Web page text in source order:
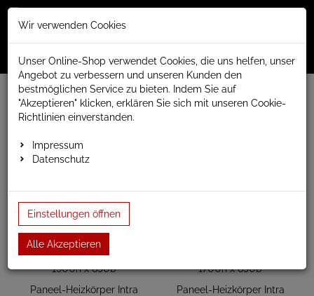
Menü
www.anapont.eu
Badheizkörper
Paneel- und Röhrenheizkörper
Intra ohne Spiegel
Paneel-Heizkörper Intra
Paneel-Heizkörper Intra
Wir verwenden Cookies
Unser Online-Shop verwendet Cookies, die uns helfen, unser
Angebot zu verbessern und unseren Kunden den
bestmöglichen Service zu bieten. Indem Sie auf
"Akzeptieren" klicken, erklären Sie sich mit unseren Cookie-
Richtlinien einverstanden.
Impressum
Datenschutz
Einstellungen öffnen
Alle Akzeptieren